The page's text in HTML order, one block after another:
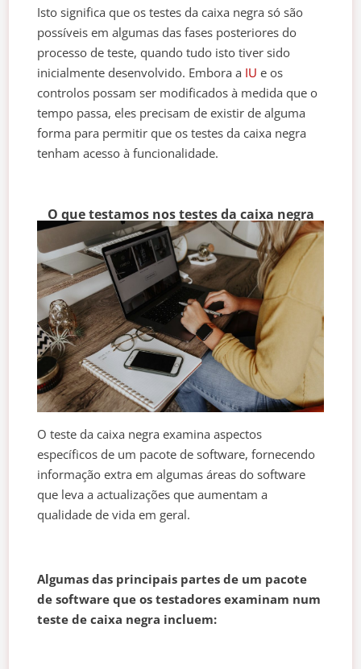
Isto significa que os testes da caixa negra só são
possíveis em algumas das fases posteriores do
processo de teste, quando tudo isto tiver sido
inicialmente desenvolvido. Embora a IU e os
controlos possam ser modificados à medida que o
tempo passa, eles precisam de existir de alguma
forma para permitir que os testes da caixa negra
tenham acesso à funcionalidade.
O que testamos nos testes da caixa negra
O teste da caixa negra examina aspectos
específicos de um pacote de software, fornecendo
informação extra em algumas áreas do software
que leva a actualizações que aumentam a
qualidade de vida em geral.
Algumas das principais partes de um pacote
de software que os testadores examinam num
teste de caixa negra incluem: